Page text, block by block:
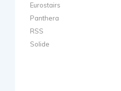
Eurostairs
Panthera
RSS
Solide